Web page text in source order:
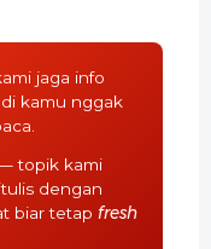
jaga info
kamu nggak
topik kami
dengan
biar tetapfresh